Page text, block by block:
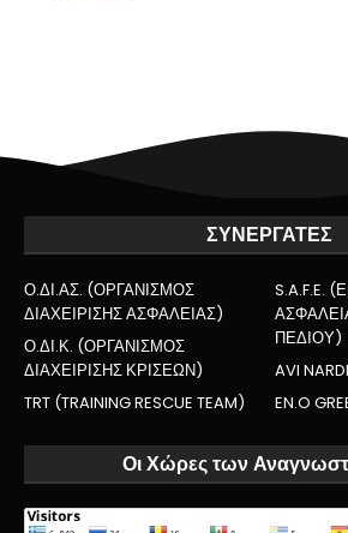
ΣΥΝΕΡΓΑΤΕΣ
Ο.ΔΙ.ΑΣ. (ΟΡΓΑΝΙΣΜΟΣ
ΔΙΑΧΕΙΡΙΣΗΣ ΑΣΦΑΛΕΙΑΣ)
S.A.F.E.
ΠΕΔΙΟΥ)
Ο.ΔΙ.Κ. (ΟΡΓΑΝΙΣΜΟΣ
ΔΙΑΧΕΙΡΙΣΗΣ ΚΡΙΣΕΩΝ)
AVI
TRT (TRAINING RESCUE TEAM)
EN.O
Οι Χώρες των